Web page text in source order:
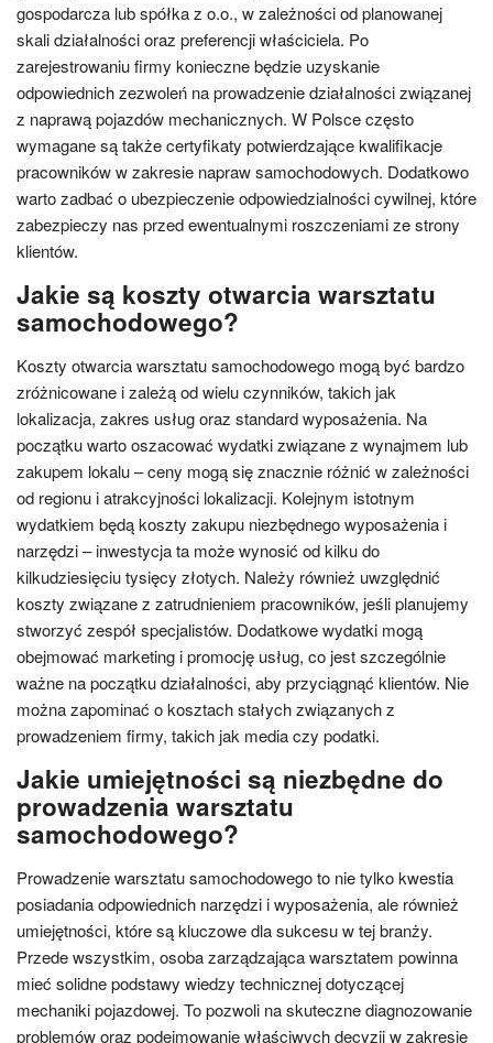
gospodarcza lub spółka z o.o., w zależności od planowanej
skali działalności oraz preferencji właściciela. Po
zarejestrowaniu firmy konieczne będzie uzyskanie
odpowiednich zezwoleń na prowadzenie działalności związanej
z naprawą pojazdów mechanicznych. W Polsce często
wymagane są także certyfikaty potwierdzające kwalifikacje
pracowników w zakresie napraw samochodowych. Dodatkowo
warto zadbać o ubezpieczenie odpowiedzialności cywilnej, które
zabezpieczy nas przed ewentualnymi roszczeniami ze strony
klientów.
Jakie są koszty otwarcia warsztatu
samochodowego?
Koszty otwarcia warsztatu samochodowego mogą być bardzo
zróżnicowane i zależą od wielu czynników, takich jak
lokalizacja, zakres usług oraz standard wyposażenia. Na
początku warto oszacować wydatki związane z wynajmem lub
zakupem lokalu – ceny mogą się znacznie różnić w zależności
od regionu i atrakcyjności lokalizacji. Kolejnym istotnym
wydatkiem będą koszty zakupu niezbędnego wyposażenia i
narzędzi – inwestycja ta może wynosić od kilku do
kilkudziesięciu tysięcy złotych. Należy również uwzględnić
koszty związane z zatrudnieniem pracowników, jeśli planujemy
stworzyć zespół specjalistów. Dodatkowe wydatki mogą
obejmować marketing i promocję usług, co jest szczególnie
ważne na początku działalności, aby przyciągnąć klientów. Nie
można zapominać o kosztach stałych związanych z
prowadzeniem firmy, takich jak media czy podatki.
Jakie umiejętności są niezbędne do
prowadzenia warsztatu
samochodowego?
Prowadzenie warsztatu samochodowego to nie tylko kwestia
posiadania odpowiednich narzędzi i wyposażenia, ale również
umiejętności, które są kluczowe dla sukcesu w tej branży.
Przede wszystkim, osoba zarządzająca warsztatem powinna
mieć solidne podstawy wiedzy technicznej dotyczącej
mechaniki pojazdowej. To pozwoli na skuteczne diagnozowanie
problemów oraz podejmowanie właściwych decyzji w zakresie